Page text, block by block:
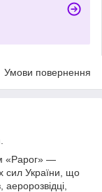
Умови повернення
«Рарог» —
сил України, що
аеророзвідці,